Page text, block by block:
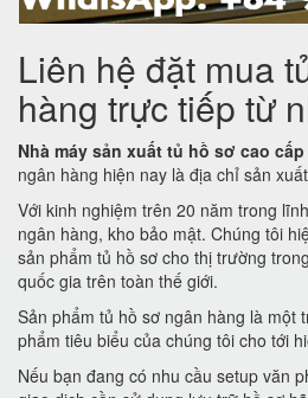
Liên hệ đặt mua
hàng trực tiếp từ
Nhà máy sản xuất tủ hồ sơ cao cấp
ngân hàng hiện nay là địa chỉ sản
Với kinh nghiệm trên 20 năm trong
ngân hàng, kho bảo mật. Chúng tôi
sản phẩm tủ hồ sơ cho thị trường
quốc gia trên toàn thế giới.
Sản phẩm tủ hồ sơ ngân hàng là một
phẩm tiêu biểu của chúng tôi cho tới
Nếu bạn đang có nhu cầu setup văn